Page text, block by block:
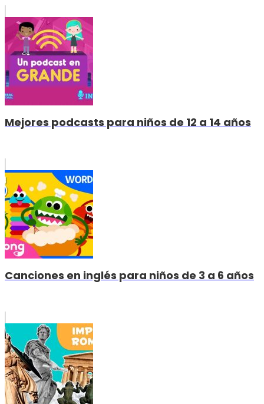
Mejores podcasts para niños de 12 a 14 años
Canciones en inglés para niños de 3 a 6 años